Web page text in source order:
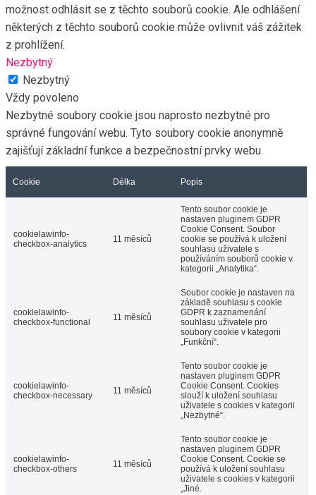
možnost odhlásit se z těchto souborů cookie. Ale odhlášení
některých z těchto souborů cookie může ovlivnit váš zážitek
z prohlížení.
Nezbytný
Nezbytný
Vždy povoleno
Nezbytné soubory cookie jsou naprosto nezbytné pro
správné fungování webu. Tyto soubory cookie anonymně
zajišťují základní funkce a bezpečnostní prvky webu.
Cookie Délka Popis
cookielawinfo-
checkbox-analytics
11 měsíců
Tento soubor cookie je
nastaven pluginem GDPR
Cookie Consent. Soubor
cookie se používá k uložení
souhlasu uživatele s
používáním souborů cookie v
kategorii „Analytika“.
cookielawinfo-
checkbox-functional
11 měsíců
Soubor cookie je nastaven na
základě souhlasu s cookie
GDPR k zaznamenání
souhlasu uživatele pro
soubory cookie v kategorii
„Funkční“.
cookielawinfo-
checkbox-necessary
11 měsíců
Tento soubor cookie je
nastaven pluginem GDPR
Cookie Consent. Cookies
slouží k uložení souhlasu
uživatele s cookies v kategorii
„Nezbytné“.
cookielawinfo-
checkbox-others
11 měsíců
Tento soubor cookie je
nastaven pluginem GDPR
Cookie Consent. Cookie se
používá k uložení souhlasu
uživatele s cookies v kategorii
„Jiné.